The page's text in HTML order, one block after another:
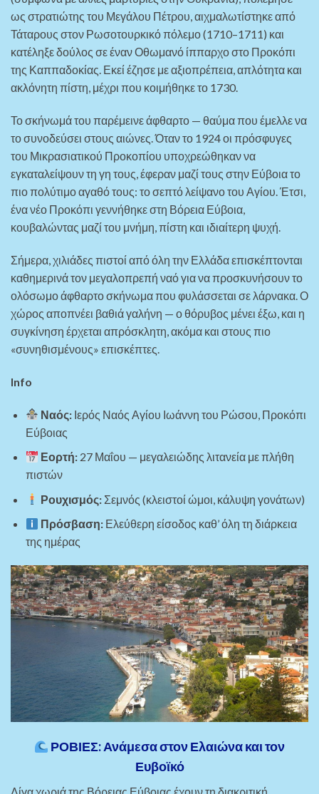
ως στρατιώτης του Μεγάλου Πέτρου, αιχμαλωτίστηκε από
Τάταρους στον Ρωσοτουρκικό πόλεμο (1710–1711) και
κατέληξε δούλος σε έναν Οθωμανό ίππαρχο στο Προκόπι
της Καππαδοκίας. Εκεί έζησε με αξιοπρέπεια, απλότητα και
ακλόνητη πίστη, μέχρι που κοιμήθηκε το 1730.
Το σκήνωμά του παρέμεινε άφθαρτο — θαύμα που έμελλε να
το συνοδεύσει στους αιώνες. Όταν το 1924 οι πρόσφυγες
του Μικρασιατικού Προκοπίου υποχρεώθηκαν να
εγκαταλείψουν τη γη τους, έφεραν μαζί τους στην Εύβοια το
πιο πολύτιμο αγαθό τους: το σεπτό λείψανο του Αγίου. Έτσι,
ένα νέο Προκόπι γεννήθηκε στη Βόρεια Εύβοια,
κουβαλώντας μαζί του μνήμη, πίστη και ιδιαίτερη ψυχή.
Σήμερα, χιλιάδες πιστοί από όλη την Ελλάδα επισκέπτονται
καθημερινά τον μεγαλοπρεπή ναό για να προσκυνήσουν το
ολόσωμο άφθαρτο σκήνωμα που φυλάσσεται σε λάρνακα. Ο
χώρος αποπνέει βαθιά γαλήνη — ο θόρυβος μένει έξω, και η
συγκίνηση έρχεται απρόσκλητη, ακόμα και στους πιο
«συνηθισμένους» επισκέπτες.
Info
Ναός: Ιερός Ναός Αγίου Ιωάννη του Ρώσου, Προκόπι
Εύβοιας
Εορτή: 27 Μαΐου — μεγαλειώδης λιτανεία με πλήθη
πιστών
Ρουχισμός: Σεμνός (κλειστοί ώμοι, κάλυψη γονάτων)
Πρόσβαση: Ελεύθερη είσοδος καθ’ όλη τη διάρκεια
της ημέρας
ΡΟΒΙΕΣ: Ανάμεσα στον Ελαιώνα και τον
Ευβοϊκό